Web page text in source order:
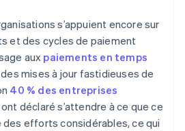
s’appuient encore sur
et des cycles de paiement
aux paiements en temps
mises à jour fastidieuses de
40 % des entreprises
déclaré s’attendre à ce que ce
efforts considérables, ce qui